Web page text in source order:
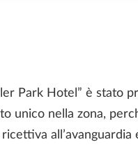
Park Hotel” è stato
unico nella zona,
all’avanguardia